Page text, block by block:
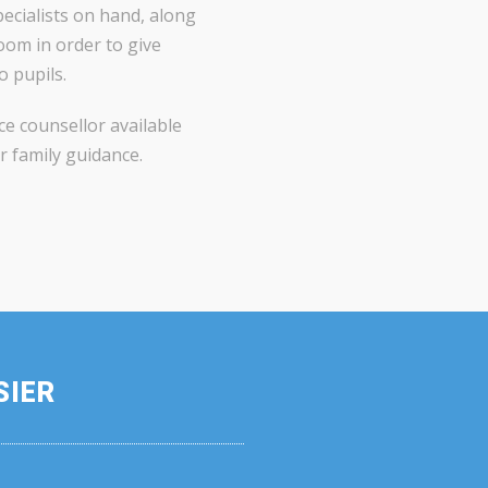
on hand, along
in order to give
pupils.
counsellor available
family guidance.